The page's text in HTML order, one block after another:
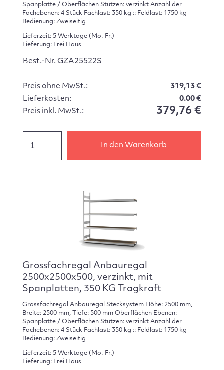
Spanplatte / Oberflächen Stützen: verzinkt Anzahl der
Fachebenen: 4 Stück Fachlast: 350 kg :: Feldlast: 1750 kg
Bedienung: Zweiseitig
Lieferzeit: 5 Werktage (Mo.-Fr.)
Lieferung: Frei Haus
Best.-Nr. GZA25522S
Preis ohne MwSt.:
319,13 €
Lieferkosten:
0.00 €
Preis inkl. MwSt.:
379,76 €
In den Warenkorb
Grossfachregal Anbauregal
2500x2500x500, verzinkt, mit
Spanplatten, 350 KG Tragkraft
Grossfachregal Anbauregal Stecksystem Höhe: 2500 mm,
Breite: 2500 mm, Tiefe: 500 mm Oberflächen Ebenen:
Spanplatte / Oberflächen Stützen: verzinkt Anzahl der
Fachebenen: 4 Stück Fachlast: 350 kg :: Feldlast: 1750 kg
Bedienung: Zweiseitig
Lieferzeit: 5 Werktage (Mo.-Fr.)
Lieferung: Frei Haus